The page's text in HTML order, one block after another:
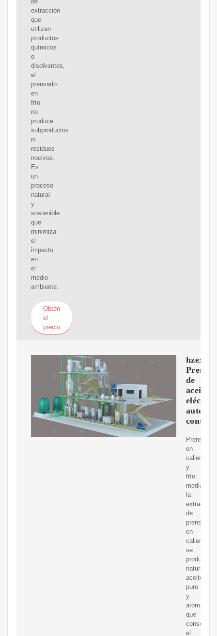
extracción
que
utilizan
productos
químicos
o
disolventes,
el
prensado
en
frío
no
produce
subproductos
ni
residuos
nocivos.
Es
un
proceso
natural
y
sostenible
que
minimiza
el
impacto
en
el
medio
ambiente.
Obtén
el
precio
hzexun
Prensa
de
aceite
control
Prensado
en
caliente
y
frío:
mediante
la
extracción
de
prensado
en
caliente
se
produce
aceite
puro
y
aromático
que
conserva
el